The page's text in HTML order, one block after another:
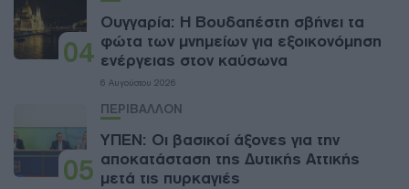
04
Ουγγαρία: Η Βουδαπέστη σβήνει τα
φώτα των μνημείων για εξοικονόμηση
ενέργειας στον καύσωνα
6 Αυγούστου 2026
05
ΠΕΡΙΒΑΛΛΟΝ
ΥΠΕΝ: Oι βασικοί άξονες για την
αποκατάσταση της Δυτικής Αττικής
μετά τις πυρκαγιές